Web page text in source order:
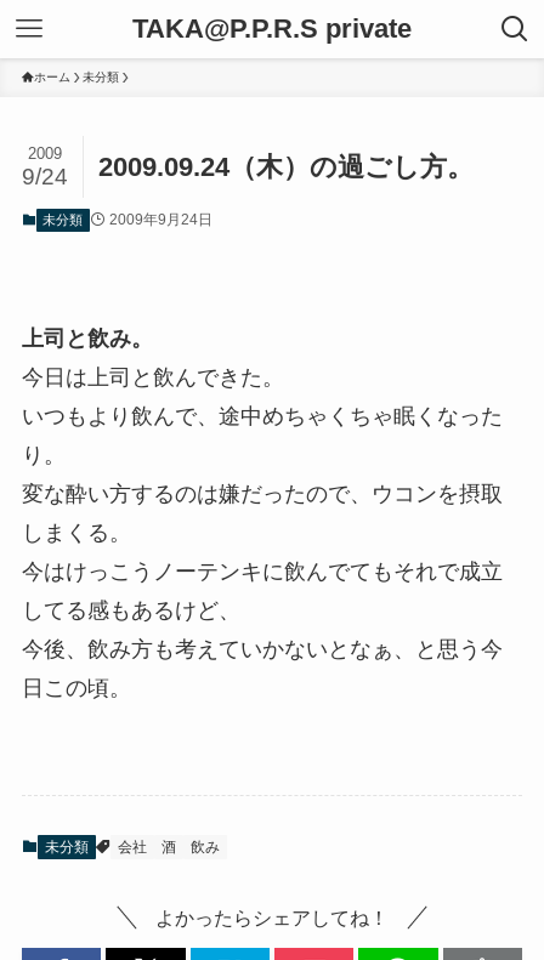
TAKA@P.P.R.S private
ホーム 未分類
2009.09.24（木）の過ごし方。
2009
9/24
未分類 2009年9月24日
上司と飲み。
今日は上司と飲んできた。
いつもより飲んで、途中めちゃくちゃ眠くなった
り。
変な酔い方するのは嫌だったので、ウコンを摂取
しまくる。
今はけっこうノーテンキに飲んでてもそれで成立
してる感もあるけど、
今後、飲み方も考えていかないとなぁ、と思う今
日この頃。
未分類 会社 酒 飲み
よかったらシェアしてね！